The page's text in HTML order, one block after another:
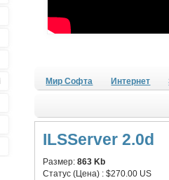
Мир Софта Интернет
ILSServer 2.0d
Размер:863 Kb
Статус (Цена) :$270.00 US